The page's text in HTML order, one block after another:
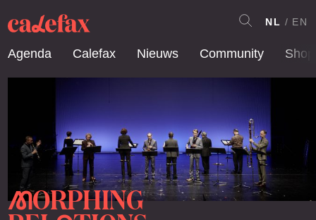
Agenda Calefax Nieuws Community Shop
NL EN
MORPHING